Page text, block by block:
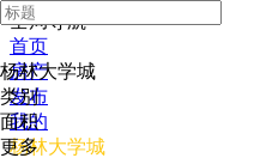
全局导航
首页
房产
发布
我的
杨林大学城
类别
面积
更多
杨林大学城